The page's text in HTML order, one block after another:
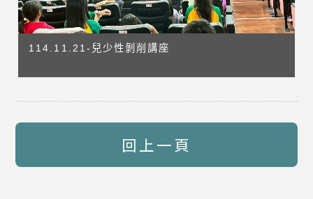
114.11.21-兒少性剝削講座
回上一頁